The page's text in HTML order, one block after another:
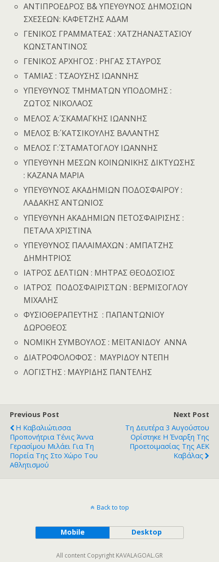
ΑΝΤΙΠΡΟΕΔΡΟΣ Β΄& ΥΠΕΥΘΥΝΟΣ ΔΗΜΟΣΙΩΝ
ΣΧΕΣΕΩΝ: ΚΑΦΕΤΖΗΣ ΑΔΑΜ
ΓΕΝΙΚΟΣ ΓΡΑΜΜΑΤΕΑΣ : ΧΑΤΖΗΑΝΑΣΤΑΣΙΟΥ
ΚΩΝΣΤΑΝΤΙΝΟΣ
ΓΕΝΙΚΟΣ ΑΡΧΗΓΟΣ : ΡΗΓΑΣ ΣΤΑΥΡΟΣ
ΤΑΜΙΑΣ : ΤΣΑΟΥΣΗΣ ΙΩΑΝΝΗΣ
ΥΠΕΥΘΥΝΟΣ ΤΜΗΜΑΤΩΝ ΥΠΟΔΟΜΗΣ :
ΖΩΤΟΣ ΝΙΚΟΛΑΟΣ
ΜΕΛΟΣ Α΄: ΣΚΑΜΑΓΚΗΣ ΙΩΑΝΝΗΣ
ΜΕΛΟΣ Β΄: ΚΑΤΣΙΚΟΥΛΗΣ ΒΑΛΑΝΤΗΣ
ΜΕΛΟΣ Γ΄: ΣΤΑΜΑΤΟΓΛΟΥ ΙΩΑΝΝΗΣ
ΥΠΕΥΘΥΝΗ ΜΕΣΩΝ ΚΟΙΝΩΝΙΚΗΣ ΔΙΚΤΥΩΣΗΣ
: ΚΑΖΑΝΑ ΜΑΡΙΑ
ΥΠΕΥΘΥΝΟΣ ΑΚΑΔΗΜΙΩΝ ΠΟΔΟΣΦΑΙΡΟΥ :
ΛΑΔΑΚΗΣ ΑΝΤΩΝΙΟΣ
ΥΠΕΥΘΥΝΗ ΑΚΑΔΗΜΙΩΝ ΠΕΤΟΣΦΑΙΡΙΣΗΣ :
ΠΕΤΑΛΑ ΧΡΙΣΤΙΝΑ
ΥΠΕΥΘΥΝΟΣ ΠΑΛΑΙΜΑΧΩΝ : ΑΜΠΑΤΖΗΣ
ΔΗΜΗΤΡΙΟΣ
ΙΑΤΡΟΣ ΔΕΛΤΙΩΝ : ΜΗΤΡΑΣ ΘΕΟΔΟΣΙΟΣ
ΙΑΤΡΟΣ ΠΟΔΟΣΦΑΙΡΙΣΤΩΝ : ΒΕΡΜΙΣΟΓΛΟΥ
ΜΙΧΑΛΗΣ
ΦΥΣΙΟΘΕΡΑΠΕΥΤΗΣ : ΠΑΠΑΝΤΩΝΙΟΥ
ΔΩΡΟΘΕΟΣ
ΝΟΜΙΚΗ ΣΥΜΒΟΥΛΟΣ : ΜΕΪΤΑΝΙΔΟΥ ΑΝΝΑ
ΔΙΑΤΡΟΦΟΛΟΦΟΣ : ΜΑΥΡΙΔΟΥ ΝΤΕΠΗ
ΛΟΓΙΣΤΗΣ : ΜΑΥΡΙΔΗΣ ΠΑΝΤΕΛΗΣ
Previous Post
Η Καβαλιώτισσα
Προπονήτρια Τένις Άννα
Γερασίμου Μιλάει Για Τη
Πορεία Της Στο Χώρο Του
Αθλητισμού
Next Post
Τη Δευτέρα 3 Αυγούστου
Ορίστηκε Η Έναρξη Της
Προετοιμασίας Της ΑΕΚ
Καβάλας
Back to top
Mobile Desktop
All content Copyright KAVALAGOAL.GR